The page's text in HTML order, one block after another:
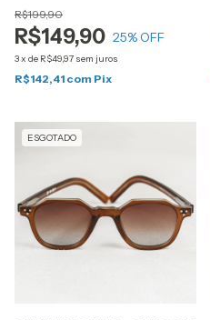
R$149,90
R$199,90
25% OFF
3x de R$49,97 sem juros
R$142,41 com Pix
ESGOTADO